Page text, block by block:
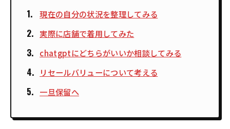
現在の自分の状況を整理してみる
実際に店舗で着用してみた
chatgptにどちらがいいか相談してみる
リセールバリューについて考える
一旦保留へ